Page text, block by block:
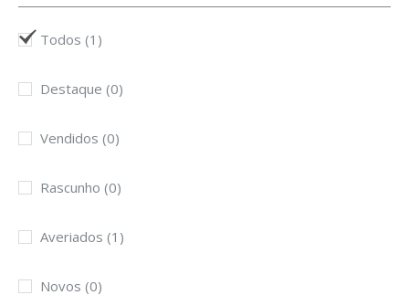
Todos (1)
Destaque (0)
Vendidos (0)
Rascunho (0)
Averiados (1)
Novos (0)